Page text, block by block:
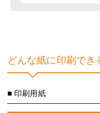
どんな紙に印刷でき
■ 印刷用紙